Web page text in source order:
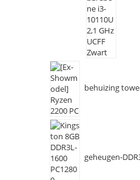
behuizing
geheugen-